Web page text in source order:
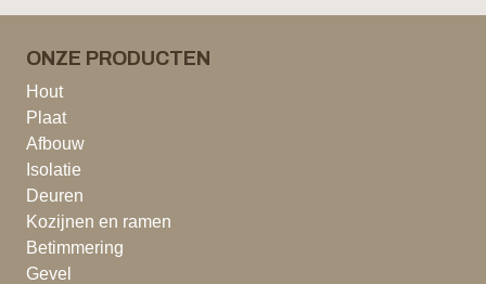
ONZE PRODUCTEN
Hout
Plaat
Afbouw
Isolatie
Deuren
Kozijnen en ramen
Betimmering
Gevel